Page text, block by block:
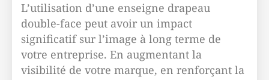
L’utilisation d’une enseigne drapeau
double-face peut avoir un impact
significatif sur l’image à long terme de
votre entreprise. En augmentant la
visibilité de votre marque, en renforçant la